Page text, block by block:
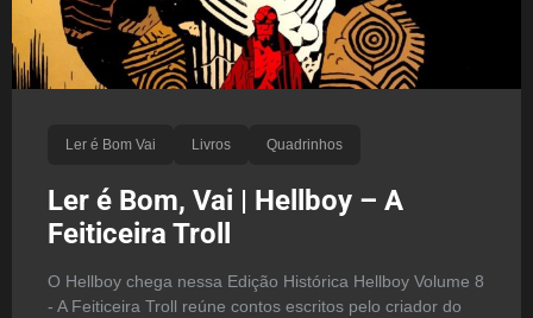
Ler é Bom Vai Livros Quadrinhos
Ler é Bom, Vai | Hellboy – A
Feiticeira Troll
O Hellboy chega nessa Edição Histórica Hellboy Volume 8
- A Feiticeira Troll reúne contos escritos pelo criador do